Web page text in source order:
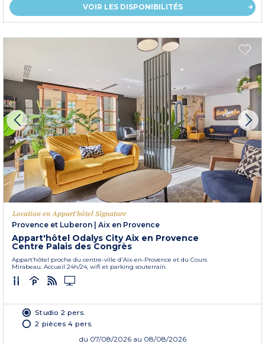
VOIR LES DISPONIBILITÉS
Location en Appart'hôtel Signature
Provence et Luberon | Aix en Provence
Appart'hôtel Odalys City Aix en Provence
Centre Palais des Congrès
Appart’hôtel proche du centre-ville d'Aix-en-Provence et du Cours
Mirabeau. Accueil 24h/24, wifi et parking souterrain.
Studio 2 pers.
2 pièces 4 pers.
du 07/08/2026 au 08/08/2026